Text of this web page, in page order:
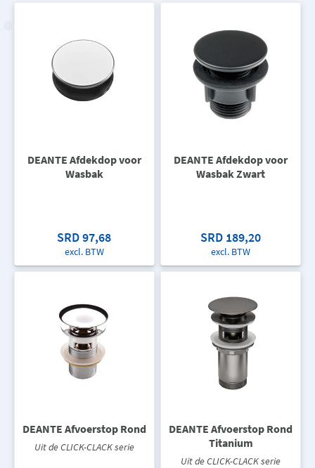
DEANTE Afdekdop voor
Wasbak
SRD 97,68
excl. BTW
DEANTE Afdekdop voor
Wasbak Zwart
SRD 189,20
excl. BTW
DEANTE Afvoerstop Rond
Uit de CLICK-CLACK serie
DEANTE Afvoerstop Rond
Titanium
Uit de CLICK-CLACK serie